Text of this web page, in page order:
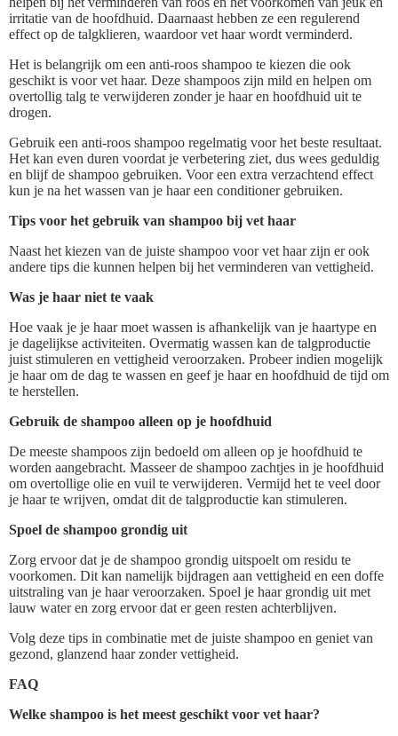
irritatie van de hoofdhuid. Daarnaast hebben ze een regulerend
effect op de talgklieren, waardoor vet haar wordt verminderd.
Het is belangrijk om een anti-roos shampoo te kiezen die ook
geschikt is voor vet haar. Deze shampoos zijn mild en helpen om
overtollig talg te verwijderen zonder je haar en hoofdhuid uit te
drogen.
Gebruik een anti-roos shampoo regelmatig voor het beste resultaat.
Het kan even duren voordat je verbetering ziet, dus wees geduldig
en blijf de shampoo gebruiken. Voor een extra verzachtend effect
kun je na het wassen van je haar een conditioner gebruiken.
Tips voor het gebruik van shampoo bij vet haar
Naast het kiezen van de juiste shampoo voor vet haar zijn er ook
andere tips die kunnen helpen bij het verminderen van vettigheid.
Was je haar niet te vaak
Hoe vaak je je haar moet wassen is afhankelijk van je haartype en
je dagelijkse activiteiten. Overmatig wassen kan de talgproductie
juist stimuleren en vettigheid veroorzaken. Probeer indien mogelijk
je haar om de dag te wassen en geef je haar en hoofdhuid de tijd om
te herstellen.
Gebruik de shampoo alleen op je hoofdhuid
De meeste shampoos zijn bedoeld om alleen op je hoofdhuid te
worden aangebracht. Masseer de shampoo zachtjes in je hoofdhuid
om overtollige olie en vuil te verwijderen. Vermijd het te veel door
je haar te wrijven, omdat dit de talgproductie kan stimuleren.
Spoel de shampoo grondig uit
Zorg ervoor dat je de shampoo grondig uitspoelt om residu te
voorkomen. Dit kan namelijk bijdragen aan vettigheid en een doffe
uitstraling van je haar veroorzaken. Spoel je haar grondig uit met
lauw water en zorg ervoor dat er geen resten achterblijven.
Volg deze tips in combinatie met de juiste shampoo en geniet van
gezond, glanzend haar zonder vettigheid.
FAQ
Welke shampoo is het meest geschikt voor vet haar?